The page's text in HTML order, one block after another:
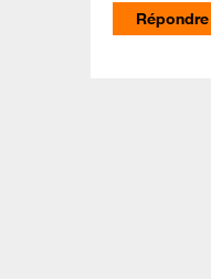
Répondre